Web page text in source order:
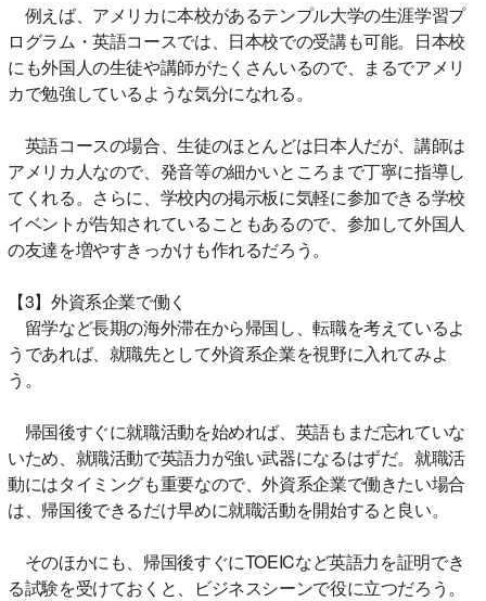
例えば、アメリカに本校があるテンプル大学の生涯学習プ
ログラム・英語コースでは、日本校での受講も可能。日本校
にも外国人の生徒や講師がたくさんいるので、まるでアメリ
カで勉強しているような気分になれる。
英語コースの場合、生徒のほとんどは日本人だが、講師は
アメリカ人なので、発音等の細かいところまで丁寧に指導し
てくれる。さらに、学校内の掲示板に気軽に参加できる学校
イベントが告知されていることもあるので、参加して外国人
の友達を増やすきっかけも作れるだろう。
【3】外資系企業で働く
留学など長期の海外滞在から帰国し、転職を考えているよ
うであれば、就職先として外資系企業を視野に入れてみよ
う。
帰国後すぐに就職活動を始めれば、英語もまだ忘れていな
いため、就職活動で英語力が強い武器になるはずだ。就職活
動にはタイミングも重要なので、外資系企業で働きたい場合
は、帰国後できるだけ早めに就職活動を開始すると良い。
そのほかにも、帰国後すぐにTOEICなど英語力を証明でき
る試験を受けておくと、ビジネスシーンで役に立つだろう。